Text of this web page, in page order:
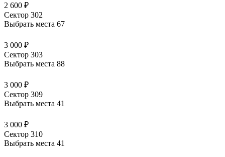
2 600 ₽
Сектор 302
Выбрать места 67
3 000 ₽
Сектор 303
Выбрать места 88
3 000 ₽
Сектор 309
Выбрать места 41
3 000 ₽
Сектор 310
Выбрать места 41